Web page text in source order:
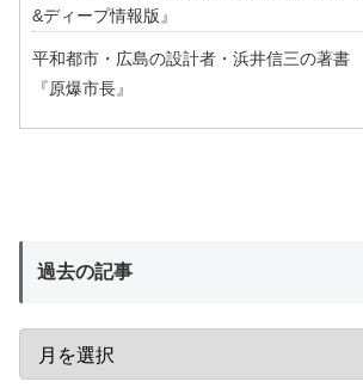
&ディープ情報版』
平和都市・広島の設計者・浜井信三の著書
『原爆市長』
過去の記事